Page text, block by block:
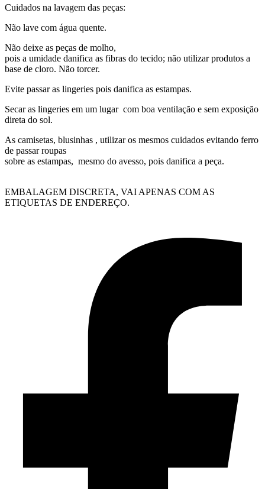
Cuidados na lavagem das peças:
Não lave com água quente.
Não deixe as peças de molho,
pois a umidade danifica as fibras do tecido; não utilizar produtos a
base de cloro. Não torcer.
Evite passar as lingeries pois danifica as estampas.
Secar as lingeries em um lugar com boa ventilação e sem exposição
direta do sol.
As camisetas, blusinhas , utilizar os mesmos cuidados evitando ferro
de passar roupas
sobre as estampas, mesmo do avesso, pois danifica a peça.
EMBALAGEM DISCRETA, VAI APENAS COM AS
ETIQUETAS DE ENDEREÇO.